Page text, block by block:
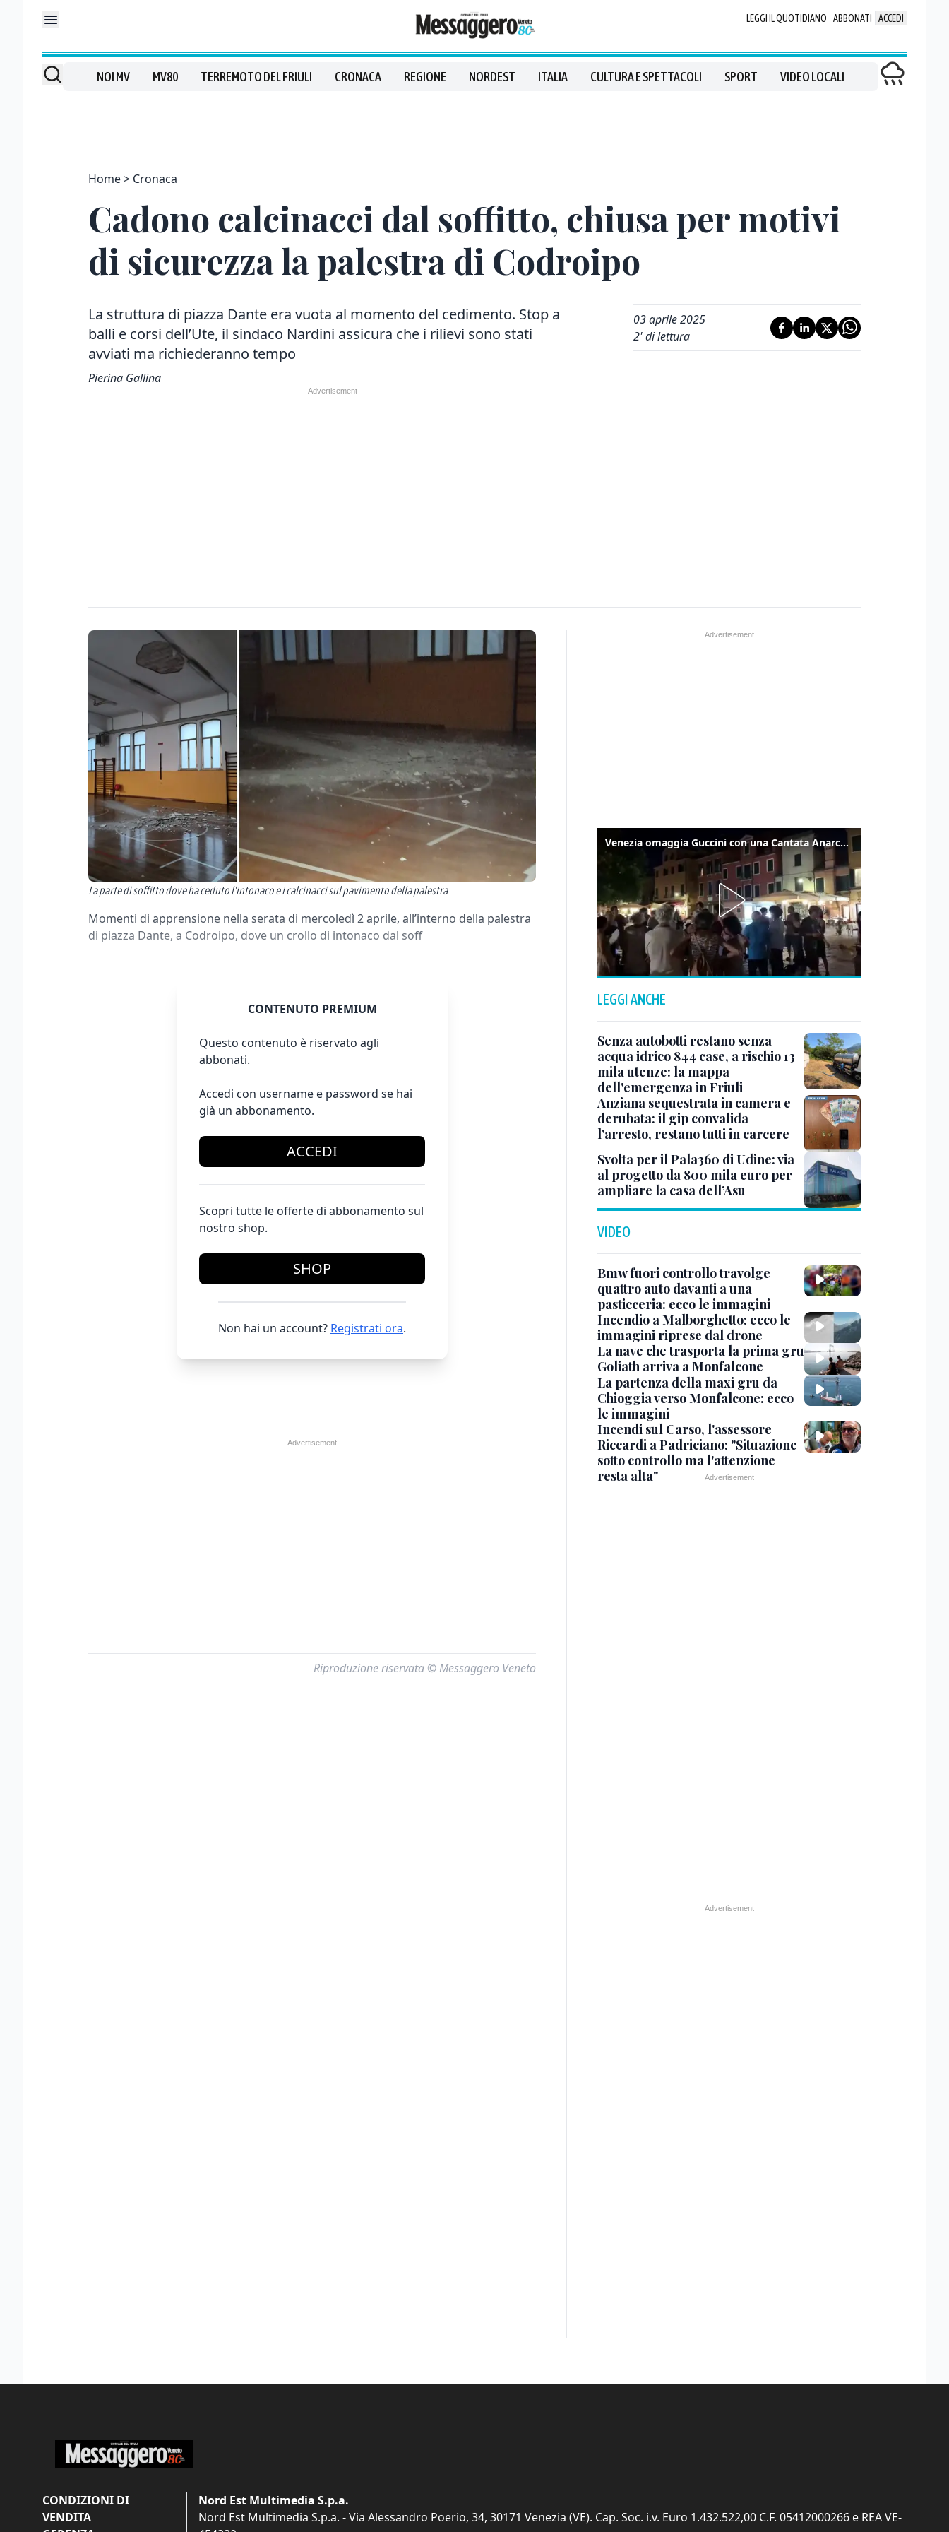
LEGGI IL QUOTIDIANO ABBONATI ACCEDI
NOI MV MV80 TERREMOTO DEL FRIULI CRONACA REGIONE NORDEST ITALIA CULTURA E SPETTACOLI SPORT VIDEO LOCALI
Home Cronaca
Cadono calcinacci dal soffitto, chiusa per motivi
di sicurezza la palestra di Codroipo
La struttura di piazza Dante era vuota al momento del cedimento. Stop a
balli e corsi dell’Ute, il sindaco Nardini assicura che i rilievi sono stati
avviati ma richiederanno tempo
Pierina Gallina
03 aprile 2025
2' di lettura
La parte di soffitto dove ha ceduto l'intonaco e i calcinacci sul pavimento della palestra
Momenti di apprensione nella serata di mercoledì 2 aprile, all’interno della palestra
di piazza Dante, a Codroipo, dove un crollo di intonaco dal soff
CONTENUTO PREMIUM
Questo contenuto è riservato agli
abbonati.
Accedi con username e password se hai
già un abbonamento.
ACCEDI
Scopri tutte le offerte di abbonamento sul
nostro shop.
SHOP
Non hai un account? Registrati ora.
Riproduzione riservata © Messaggero Veneto
Venezia omaggia Guccini con una Cantata Anarchica in campo Santa Margherita
LEGGI ANCHE
Senza autobotti restano senza
acqua idrico 844 case, a rischio 13
mila utenze: la mappa
dell'emergenza in Friuli
Anziana sequestrata in camera e
derubata: il gip convalida
l'arresto, restano tutti in carcere
Svolta per il Pala360 di Udine: via
al progetto da 800 mila euro per
ampliare la casa dell’Asu
VIDEO
Bmw fuori controllo travolge
quattro auto davanti a una
pasticceria: ecco le immagini
Incendio a Malborghetto: ecco le
immagini riprese dal drone
La nave che trasporta la prima gru
Goliath arriva a Monfalcone
La partenza della maxi gru da
Chioggia verso Monfalcone: ecco
le immagini
Incendi sul Carso, l'assessore
Riccardi a Padriciano: "Situazione
sotto controllo ma l'attenzione
resta alta"
CONDIZIONI DI
VENDITA
Nord Est Multimedia S.p.a.
Nord Est Multimedia S.p.a. - Via Alessandro Poerio, 34, 30171 Venezia (VE). Cap. Soc. i.v. Euro 1.432.522,00 C.F. 05412000266 e REA VE-